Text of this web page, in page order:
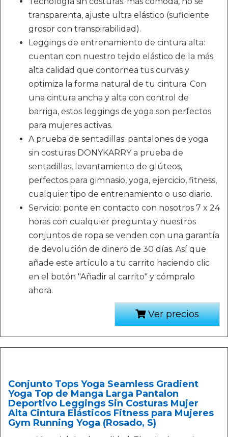
transparenta, ajuste ultra elástico (suficiente
grosor con transpirabilidad).
Leggings de entrenamiento de cintura alta:
cuentan con nuestro tejido elástico de la más
alta calidad que contornea tus curvas y
optimiza la forma natural de tu cintura. Con
una cintura ancha y alta con control de
barriga, estos leggings de yoga son perfectos
para mujeres activas.
A prueba de sentadillas: pantalones de yoga
sin costuras DONYKARRY a prueba de
sentadillas, levantamiento de glúteos,
perfectos para gimnasio, yoga, ejercicio, fitness,
cualquier tipo de entrenamiento o uso diario.
Servicio: ponte en contacto con nosotros 7 x 24
horas con cualquier pregunta y nuestros
conjuntos de ropa se venden con una garantía
de devolución de dinero de 30 días. Así que
añade este artículo a tu carrito haciendo clic
en el botón "Añadir al carrito" y cómpralo
ahora.
Ver precios
Conjunto Tops Yoga Seamless Gradient
Yoga Top de Manga Larga Pantalon
Deportivo Leggings Sin Costuras Mujer
Alta Cintura Elásticos Fitness para Mujeres
Gym Running Yoga (Rosado, S)